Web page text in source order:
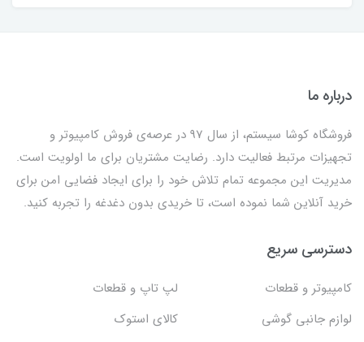
درباره ما
فروشگاه کوشا سیستم، از سال 97 در عرصه‌ی فروش کامپیوتر و
تجهیزات مرتبط فعالیت دارد. رضایت مشتریان برای ما اولویت است.
مدیریت این مجموعه تمام تلاش خود را برای ایجاد فضایی امن برای
خرید آنلاین شما نموده است، تا خریدی بدون دغدغه را تجربه کنید.
دسترسی سریع
کامپیوتر و قطعات
لپ تاپ و قطعات
لوازم جانبی گوشی
کالای استوک